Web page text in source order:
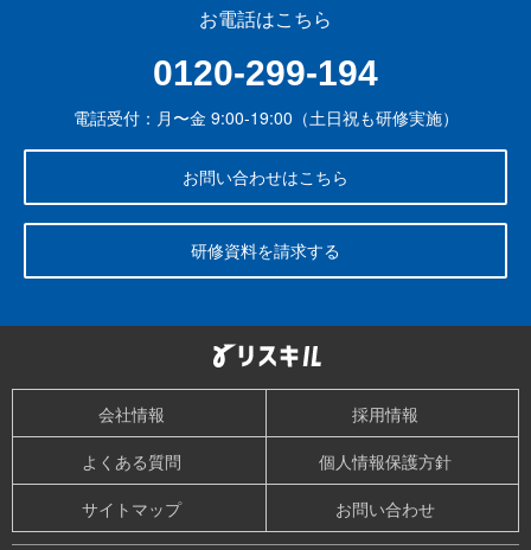
お電話はこちら
0120-299-194
電話受付：月〜金 9:00-19:00（土日祝も研修実施）
お問い合わせはこちら
研修資料を請求する
会社情報
採用情報
よくある質問
個人情報保護方針
サイトマップ
お問い合わせ